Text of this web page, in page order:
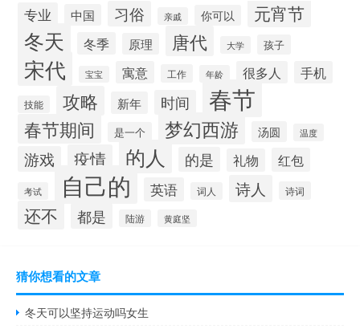
专业 中国 习俗 亲戚 你可以 元宵节
冬天 冬季 原理 唐代 大学 孩子
宋代 宝宝 寓意 工作 年龄 很多人 手机
技能 攻略 新年 时间 春节
春节期间 是一个 梦幻西游 汤圆 温度
游戏 疫情 的人 的是 礼物 红包
考试 自己的 英语 词人 诗人 诗词
还不 都是 陆游 黄庭坚
猜你想看的文章
冬天可以坚持运动吗女生